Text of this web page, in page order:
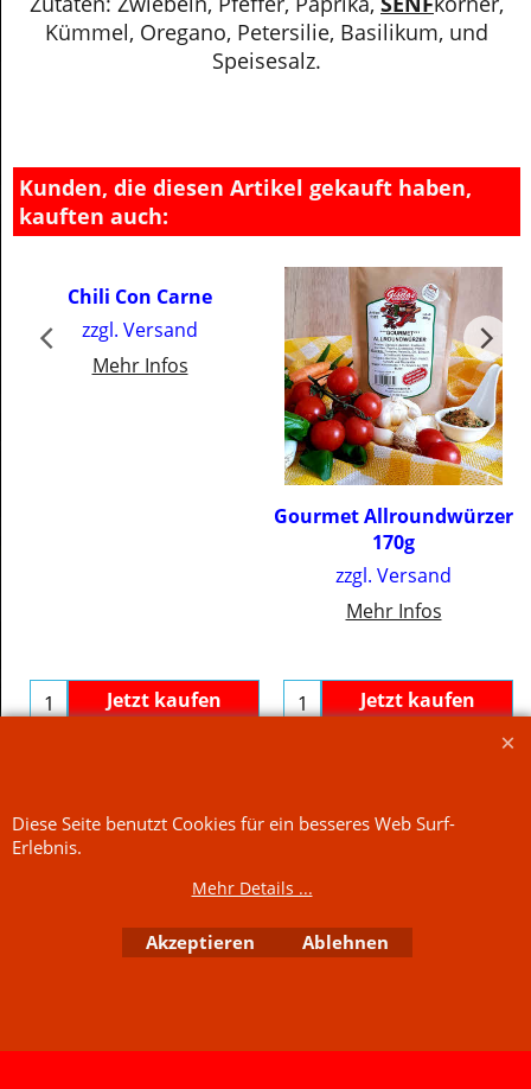
Zutaten: Zwiebeln, Pfeffer, Paprika,SENFkörner,
Kümmel, Oregano, Petersilie, Basilikum, und
Kunden, die diesen Artikel gekauft haben,
€3.50
Chili Con Carne
€5.00
Gourmet Allroundwürzer
170g
zzgl. Versand
€29.41/ kg
Software.
Diese Seite benutzt Cookies für ein besseres Web Surf-
Erlebnis.
Mehr Details ...
Akzeptieren Ablehnen